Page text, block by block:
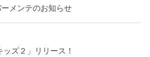
メンテのお知らせ
ッズ２」リリース！